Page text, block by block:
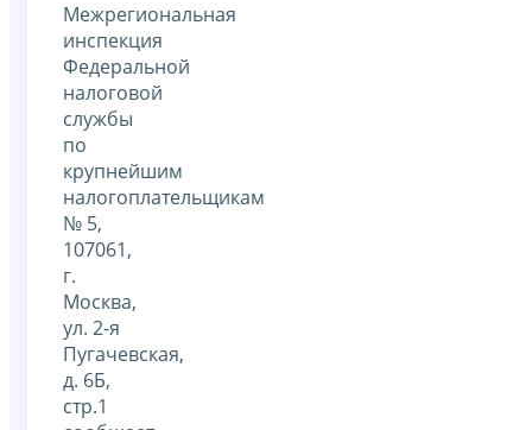
Межрегиональная
инспекция
Федеральной
налоговой
службы
по
крупнейшим
налогоплательщикам
№ 5,
107061,
г.
Москва,
ул. 2-я
Пугачевская,
д. 6Б,
стр.1